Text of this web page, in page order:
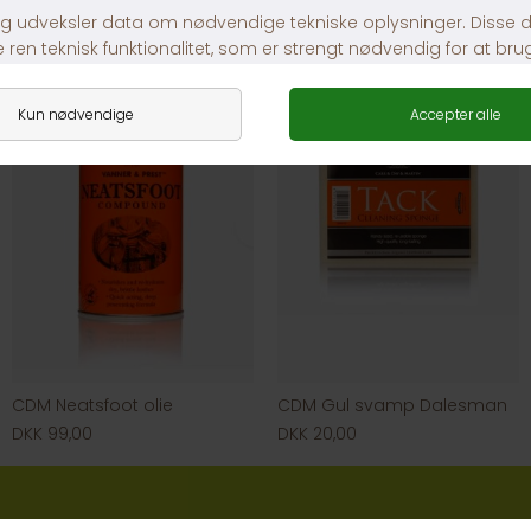
DKK 99,00
DKK 99,00
CDM Neatsfoot olie
DKK 99,00
CDM Gul svamp Dalesman
DKK 20,00